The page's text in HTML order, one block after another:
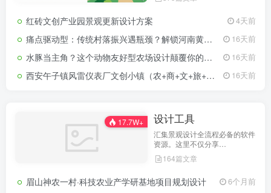
型。提供高清实景图、总平面
载，为您的设计构思提供无限灵
红砖文创产业园景观更新设计方案 4天前
痛点驱动型：传统村落振兴遇瓶颈？解锁河南黄河古村艺术研学与乡创融合新范式 16天前
水豚当主角？这个动物友好型农场设计颠覆你的想象 16天前
西安午子镇风雷仪表厂⽂创小镇（农+商+文+旅+居）概念策划方案 16天前
17.7W+ 设计工具
汇集景观设计全流程必备的软件
资源。这里不仅分享
AutoCAD、SketchUp、
Lumion、Photoshop、Rhino
包，还提供各类提升效率的实用
164篇文章
眉山神农一村·科技农业产学研基地项目规划设计 6个月前